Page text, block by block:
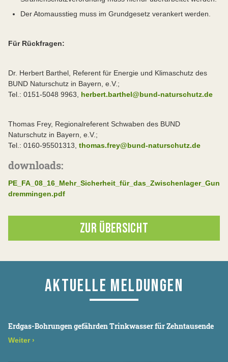
Der Atomausstieg muss im Grundgesetz verankert werden.
Für Rückfragen:
Dr. Herbert Barthel, Referent für Energie und Klimaschutz des
BUND Naturschutz in Bayern, e.V.;
Tel.: 0151-5048 9963, herbert.barthel@bund-naturschutz.de
Thomas Frey, Regionalreferent Schwaben des BUND
Naturschutz in Bayern, e.V.;
Tel.: 0160-95501313, thomas.frey@bund-naturschutz.de
downloads:
PE_FA_08_16_Mehr_Sicherheit_für_das_Zwischenlager_Gun
dremmingen.pdf
ZUR ÜBERSICHT
AKTUELLE MELDUNGEN
Erdgas-Bohrungen gefährden Trinkwasser für Zehntausende
Weiter ›